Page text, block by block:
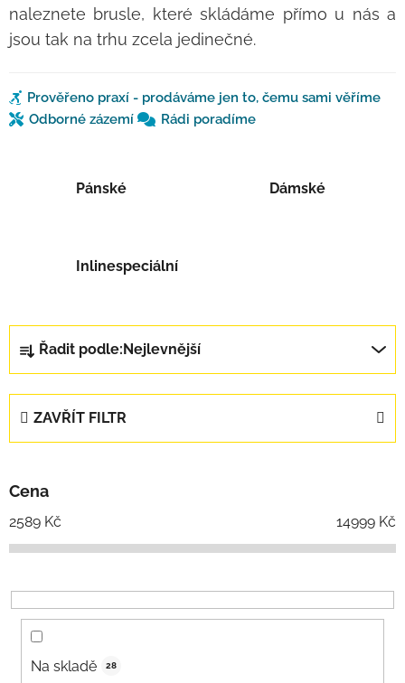
naleznete brusle, které skládáme přímo u nás a
jsou tak na trhu zcela jedinečné.
Prověřeno praxí - prodáváme jen to, čemu sami věříme
Odborné zázemí
Rádi poradíme
Pánské Dámské
Inlinespeciální
Řazení produktů
Řadit podle: Nejlevnější
ZAVŘÍT FILTR
Cena
2589 Kč 14999 Kč
Na skladě 28